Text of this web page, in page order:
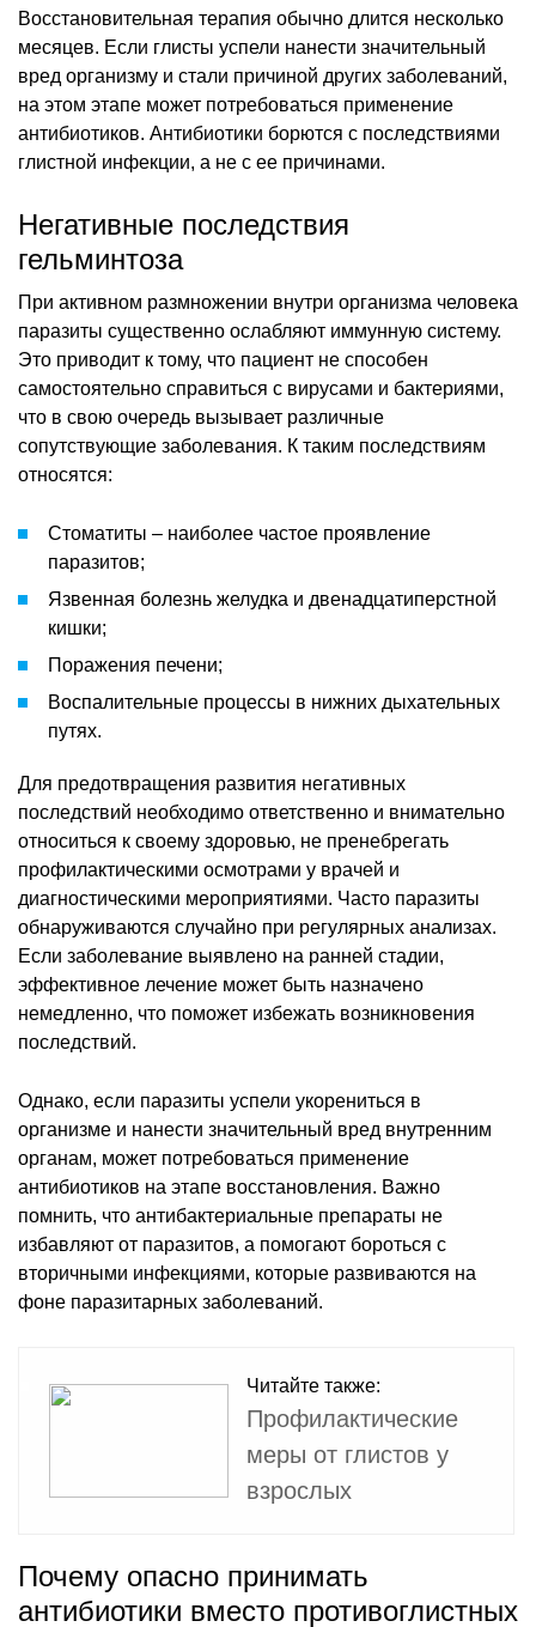
Восстановительная терапия обычно длится несколько
месяцев. Если глисты успели нанести значительный
вред организму и стали причиной других заболеваний,
на этом этапе может потребоваться применение
антибиотиков. Антибиотики борются с последствиями
глистной инфекции, а не с ее причинами.
Негативные последствия
гельминтоза
При активном размножении внутри организма человека
паразиты существенно ослабляют иммунную систему.
Это приводит к тому, что пациент не способен
самостоятельно справиться с вирусами и бактериями,
что в свою очередь вызывает различные
сопутствующие заболевания. К таким последствиям
относятся:
Стоматиты – наиболее частое проявление
паразитов;
Язвенная болезнь желудка и двенадцатиперстной
кишки;
Поражения печени;
Воспалительные процессы в нижних дыхательных
путях.
Для предотвращения развития негативных
последствий необходимо ответственно и внимательно
относиться к своему здоровью, не пренебрегать
профилактическими осмотрами у врачей и
диагностическими мероприятиями. Часто паразиты
обнаруживаются случайно при регулярных анализах.
Если заболевание выявлено на ранней стадии,
эффективное лечение может быть назначено
немедленно, что поможет избежать возникновения
последствий.
Однако, если паразиты успели укорениться в
организме и нанести значительный вред внутренним
органам, может потребоваться применение
антибиотиков на этапе восстановления. Важно
помнить, что антибактериальные препараты не
избавляют от паразитов, а помогают бороться с
вторичными инфекциями, которые развиваются на
фоне паразитарных заболеваний.
Читайте также:
Профилактические
меры от глистов у
взрослых
Почему опасно принимать
антибиотики вместо противоглистных